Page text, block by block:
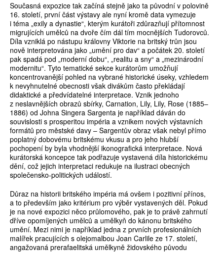
Současná expozice tak začíná stejně jako ta původní v polovině
16. století, první část výstavy ale nyní kromě data vymezuje
i téma „exily a dynastie“, kterým kurátoři zdůrazňují přítomnost
migrujících umělců na dvoře čím dál tím mocnějších Tudorovců.
Díla vzniklá po nástupu královny Viktorie na britský trůn jsou
nově interpretována jako „umění pro dav“ a počátek 20. století
pak spadá pod „moderní dobu“, „realitu a sny“ a „mezinárodní
modernitu“. Tyto tematické sekce kurátorům umožňují
koncentrovanější pohled na vybrané historické úseky, vzhledem
k nevyhnutelné obecnosti však divákům často překládají
didaktické a předvídatelné interpretace. Vznik jednoho
z neslavnějších obrazů sbírky, Carnation, Lily, Lily, Rose (1885–
1886) od Johna Singera Sargenta je například dáván do
souvislosti s prosperitou impéria a vznikem nových výstavních
formátů pro městské davy – Sargentův obraz však nebyl přímo
poplatný dobovému britskému vkusu a pro jeho hlubší
pochopení by byla vhodnější ikonografická interpretace. Nová
kurátorská koncepce tak podřazuje vystavená díla historickému
dění, což jejich interpretaci redukuje na ilustraci obecných
společensko-politických událostí.
Důraz na historii britského impéria má ovšem i pozitivní přínos,
a to především jako kritérium pro výběr vystavených děl. Pokud
je na nové expozici něco průlomového, pak je to právě zahrnutí
dříve opomíjených umělců a umělkyň do kánonu britského
umění. Mezi nimi je například jedna z prvních profesionálních
malířek pracujících s olejomalbou Joan Carlile ze 17. století,
angažovaná prerafaelitská umělkyně židovského původu